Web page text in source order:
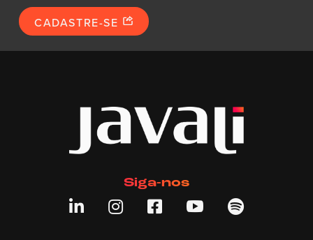
CADASTRE-SE
Siga-nos
    